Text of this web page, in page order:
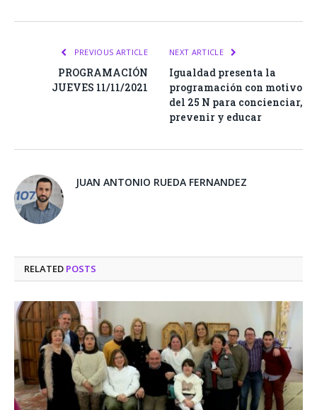
PREVIOUS ARTICLE
PROGRAMACIÓN
JUEVES 11/11/2021
NEXT ARTICLE
Igualdad presenta la
programación con motivo
del 25 N para concienciar,
prevenir y educar
JUAN ANTONIO RUEDA FERNANDEZ
RELATED POSTS